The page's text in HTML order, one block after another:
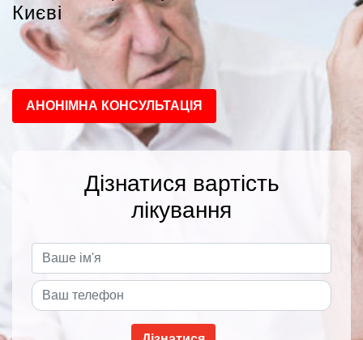
Києві
АНОНІМНА КОНСУЛЬТАЦІЯ
Дізнатися вартість
лікування